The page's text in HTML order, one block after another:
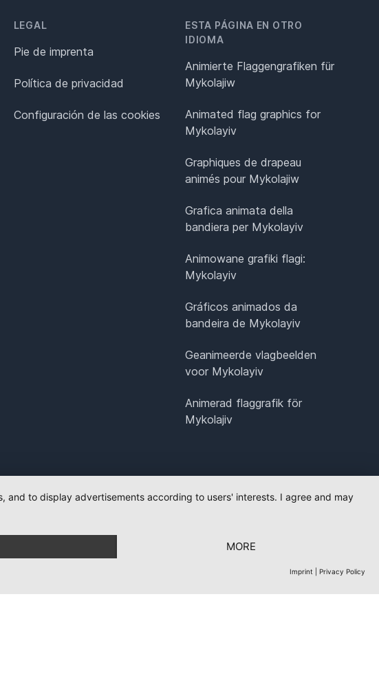
LEGAL
Pie de imprenta
Política de privacidad
Configuración de las cookies
ESTA PÁGINA EN OTRO
IDIOMA
Animierte Flaggengrafiken für
Mykolajiw
Animated flag graphics for
Mykolayiv
Graphiques de drapeau
animés pour Mykolajiw
Grafica animata della
bandiera per Mykolayiv
Animowane grafiki flagi:
Mykolayiv
Gráficos animados da
bandeira de Mykolayiv
Geanimeerde vlagbeelden
voor Mykolayiv
Animerad flaggrafik för
Mykolajiv
to display advertisements according to users' interests. I agree and may
MORE
Imprint Privacy Policy